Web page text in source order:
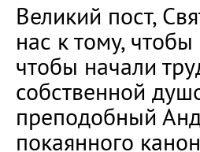
Великий пост,
нас к тому,
чтобы начали
собственной
преподобный
покаянного